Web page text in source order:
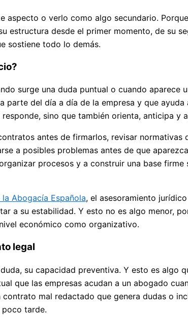
aspecto o verlo como algo secundario.
estructura desde el primer momento, de su
sostiene todo lo demás.
surge una duda puntual o cuando aparece
del día a día de la empresa y que
sino que también orienta, anticipa
antes de firmarlos, revisar normativas
a posibles problemas antes de que
procesos y a construir una base
Abogacía Española, el asesoramiento
a su estabilidad. Y esto no es algo menor,
económico como organizativo.
legal
su capacidad preventiva. Y esto es algo
que las empresas acudan a un abogado
mal redactado que genera dudas o
poco tarde.